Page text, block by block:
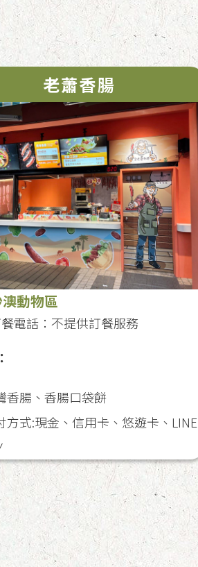
老蕭香腸
動物區
電話：不提供訂餐服務
香腸、香腸口袋餅
方式:現金、信用卡、悠遊卡、LINE